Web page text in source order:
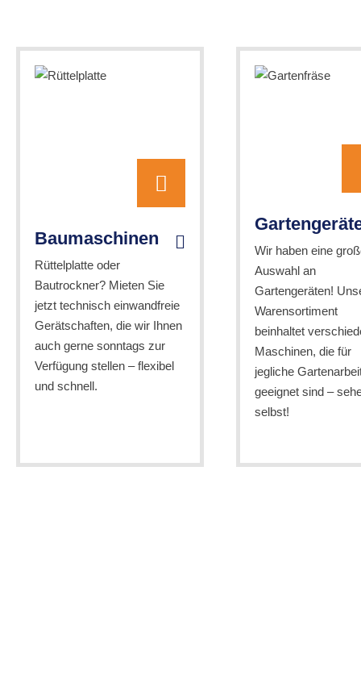
Baumaschinen
Rüttelplatte oder
Bautrockner? Mieten Sie
jetzt technisch einwandfreie
Gerätschaften, die wir Ihnen
auch gerne sonntags zur
Verfügung stellen – flexibel
und schnell.
Wir haben eine
Auswahl an
Gartengeräten!
Warensortiment
beinhaltet
Maschinen, die für
jegliche
geeignet sind –
selbst!